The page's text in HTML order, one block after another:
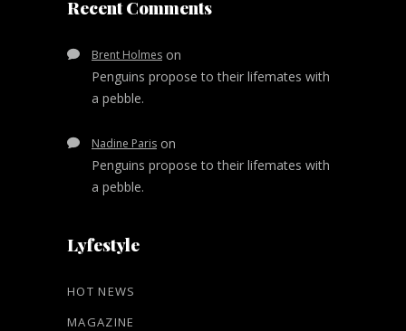
Recent Comments
Brent Holmes on
Penguins propose to their lifemates with
a pebble.
Nadine Paris on
Penguins propose to their lifemates with
a pebble.
Lyfestyle
HOT NEWS
MAGAZINE